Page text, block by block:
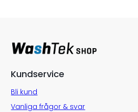
Kundservice
Bli kund
Vanliga frågor & svar